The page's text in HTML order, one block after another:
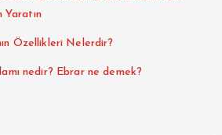
Yaratın
Özellikleri Nelerdir?
nedir? Ebrar ne demek?